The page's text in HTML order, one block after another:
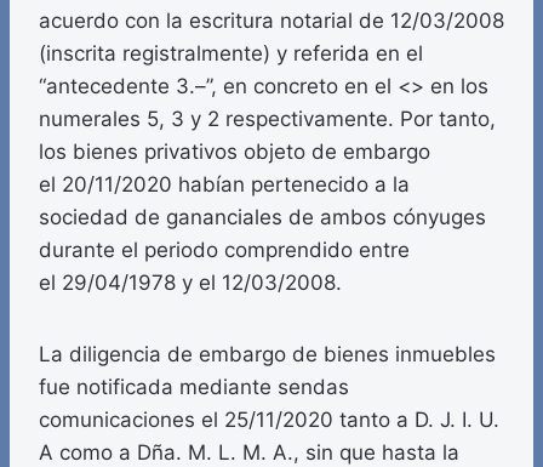
acuerdo con la escritura notarial de 12/03/2008
(inscrita registralmente) y referida en el
“antecedente 3.–”, en concreto en el <> en los
numerales 5, 3 y 2 respectivamente. Por tanto,
los bienes privativos objeto de embargo
el 20/11/2020 habían pertenecido a la
sociedad de gananciales de ambos cónyuges
durante el periodo comprendido entre
el 29/04/1978 y el 12/03/2008.
La diligencia de embargo de bienes inmuebles
fue notificada mediante sendas
comunicaciones el 25/11/2020 tanto a D. J. I. U.
A como a Dña. M. L. M. A., sin que hasta la